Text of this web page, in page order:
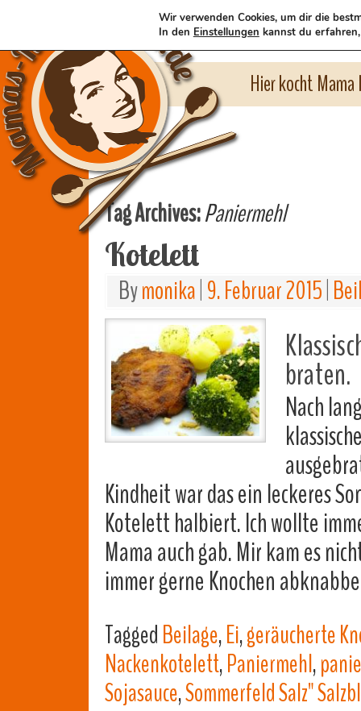
Hier kocht
Tag Archives:Paniermehl
Kotelett
Bymonika 9. Februar 2015
braten.
Nach
Kindheit war das ein leckeres
Kotelett halbiert. Ich wollte
Mama auch gab. Mir kam es
immer gerne Knochen
TaggedBeilage,Ei,geräucherte
Nackenkotelett,Paniermehl,
Sojasauce,Sommerfeld Salz"
Wir verwenden Cookies, um dir die
In den Einstellungen kannst du